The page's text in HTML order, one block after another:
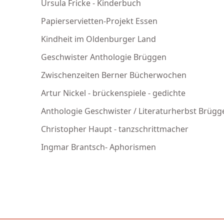
Ursula Fricke - Kinderbuch
Papierservietten-Projekt Essen
Kindheit im Oldenburger Land
Geschwister Anthologie Brüggen
Zwischenzeiten Berner Bücherwochen
Artur Nickel - brückenspiele - gedichte
Anthologie Geschwister / Literaturherbst
Christopher Haupt - tanzschrittmacher
Ingmar Brantsch- Aphorismen